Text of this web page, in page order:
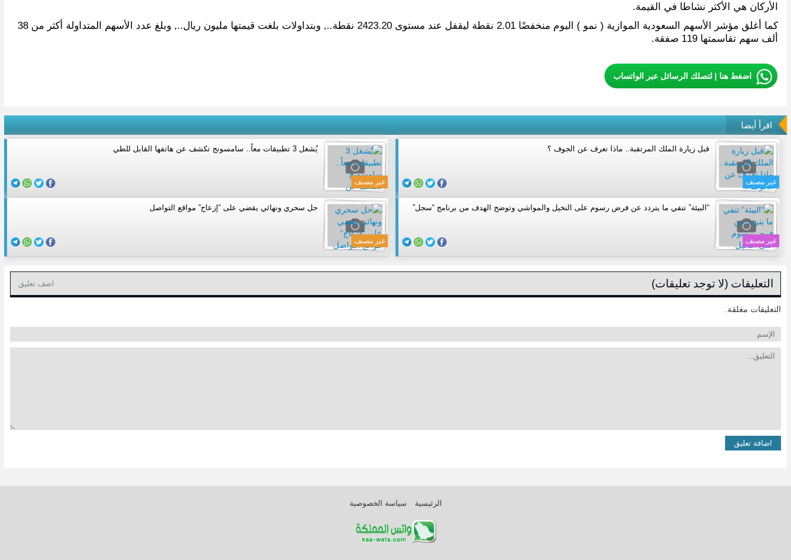
الأركان هي الأكثر نشاطا في القيمة.
كما أغلق مؤشر الأسهم السعودية الموازية ( نمو ) اليوم منخفضًا 2.01 نقطة ليقفل عند مستوى 2423.20 نقطة.., وبتداولات بلغت قيمتها مليون ريال.., وبلغ عدد الأسهم المتداولة أكثر من 38
ألف سهم تقاسمتها 119 صفقة.
اضغط هنا | لتصلك الرسائل عبر الواتساب
اقرأ أيضا
غير مصنف
قبل زيارة الملك المرتقبة.. ماذا تعرف عن الجوف ؟
غير مصنف
يُشغل 3 تطبيقات معاً.. سامسونج تكشف عن هاتفها القابل للطي
غير مصنف
“البيئة” تنفي ما يتردد عن فرض رسوم على النخيل والمواشي وتوضح الهدف من برنامج “سجل”
غير مصنف
حل سحري ونهائي يقضي على “إزعاج” مواقع التواصل
التعليقات (لا توجد تعليقات) اضف تعليق
التعليقات مغلقة.
الرئيسية سياسة الخصوصية